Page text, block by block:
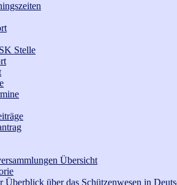
Stelle
Übersicht
Überblick über das Schützenwesen in